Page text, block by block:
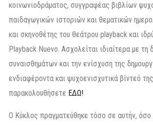
κοινωνιοδράματος, συγγραφέας βιβλίων
παιδαγωγικών ιστοριών και θεματικών
και σκηνοθέτης του θεάτρου playback και
Playback Nuevo. Ασχολείται ιδιαίτερα με τη
συναισθημάτων και την ενίσχυση της
ενδιαφέροντα και ψυχοενισχυτικά βίντεό
παρακολουθήσετε ΕΔΩ!
Ο Κύκλος πραγματεύθηκε τόσο σε αυτήν, όσο